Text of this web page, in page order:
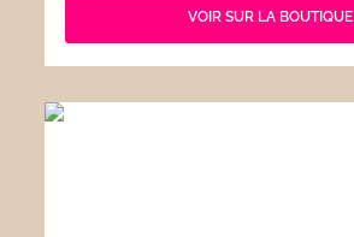
VOIR SUR LA BOUTIQUE